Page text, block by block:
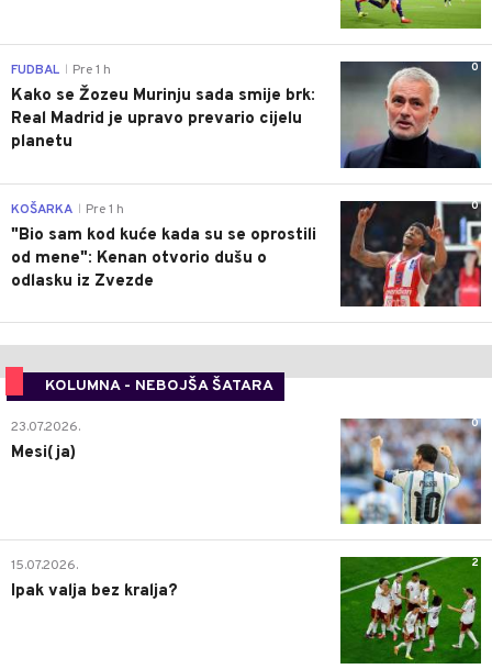
0
FUDBAL Pre 1 h
Kako se Žozeu Murinju sada smije brk:
Real Madrid je upravo prevario cijelu
planetu
0
KOŠARKA Pre 1 h
"Bio sam kod kuće kada su se oprostili
od mene": Kenan otvorio dušu o
odlasku iz Zvezde
KOLUMNA - NEBOJŠA ŠATARA
0
23.07.2026.
Mesi(ja)
2
15.07.2026.
Ipak valja bez kralja?